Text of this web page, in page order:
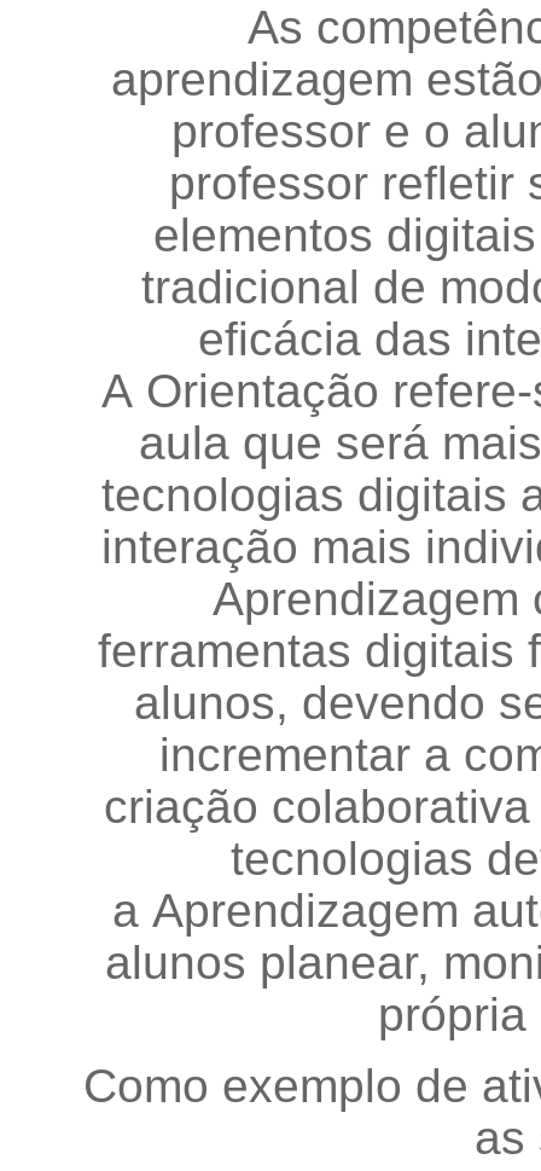
As
aprendizagem
professor e o
professor refletir
elementos
tradicional de
eficácia das
A Orientação
aula que será
tecnologias digitais
interação mais
Aprendizagem
ferramentas digitais
alunos, devendo
incrementar a
criação
tecnologias
a Aprendizagem
alunos planear,
própria
Como exemplo de
as